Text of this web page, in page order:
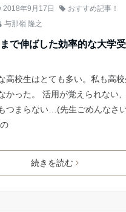
2018年9月17日
おすすめ記事！
与那嶺 隆之
で伸ばした効率的な大学
高校生はとても多い。私も高
かった。 活用が覚えられない
つまらない…(先生ごめんなさ
続きを読む